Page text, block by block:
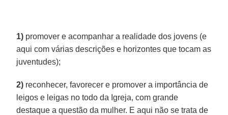
1) promover e acompanhar a realidade dos jovens (e
aqui com várias descrições e horizontes que tocam as
juventudes);
2) reconhecer, favorecer e promover a importância de
leigos e leigas no todo da Igreja, com grande
destaque a questão da mulher. E aqui não se trata de